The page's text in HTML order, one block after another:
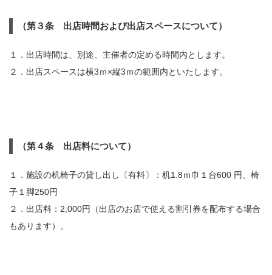
（第３条 出店時間および出店スペースについて）
１．出店時間は、別途、主催者の定める時間内とします。
２．出店スペースは横3ｍ×縦3ｍの範囲内といたします。
（第４条 出店料について）
１．施設の机椅子の貸し出し〔有料〕：机1.8ｍ巾１台600 円、椅
子１脚250円
２．出店料：2,000円（出店のお店で使える割引券を配布する場合
もあります）。